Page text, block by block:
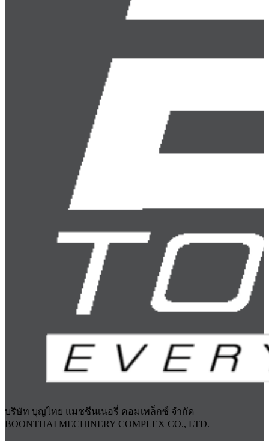
บริษัท บุญไทย แมชชีนเนอรี่ คอมเพล็กซ์ จำกัด
BOONTHAI MECHINERY COMPLEX CO., LTD.